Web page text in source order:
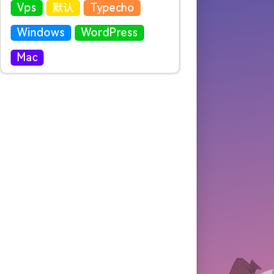
Vps 默认
Typecho
Windows
WordPress
Mac